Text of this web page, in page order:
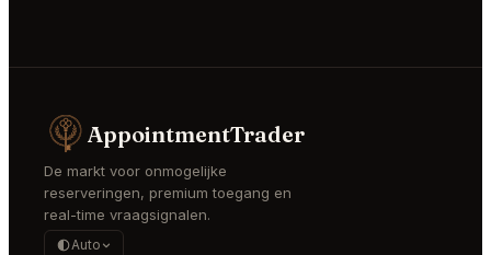
AppointmentTrader
De markt voor onmogelijke
reserveringen, premium toegang en
real-time vraagsignalen.
Auto